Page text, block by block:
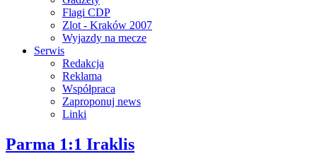
Flagi CDP
Zlot - Kraków 2007
Wyjazdy na mecze
Serwis
Redakcja
Reklama
Współpraca
Zaproponuj news
Linki
Parma 1:1 Iraklis